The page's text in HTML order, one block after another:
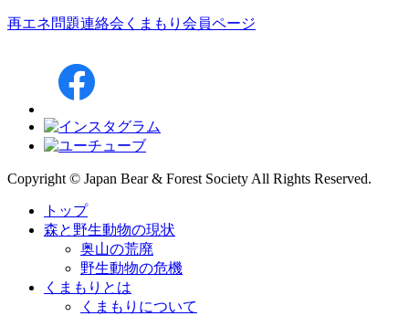
再エネ問題連絡会 くまもり会員ページ
Copyright © Japan Bear & Forest Society All Rights Reserved.
トップ
森と野生動物の現状
奥山の荒廃
野生動物の危機
くまもりとは
くまもりについて